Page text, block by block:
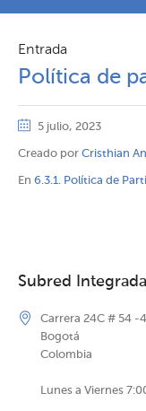
Entrada
Política de
5 julio, 2023
Creado por Cristhian
En 6.3.1. Política de
Subred
Carrera 24C # 54 -
Bogotá
Colombia
Lunes a Viernes